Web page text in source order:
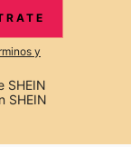
y
SHEIN
SHEIN